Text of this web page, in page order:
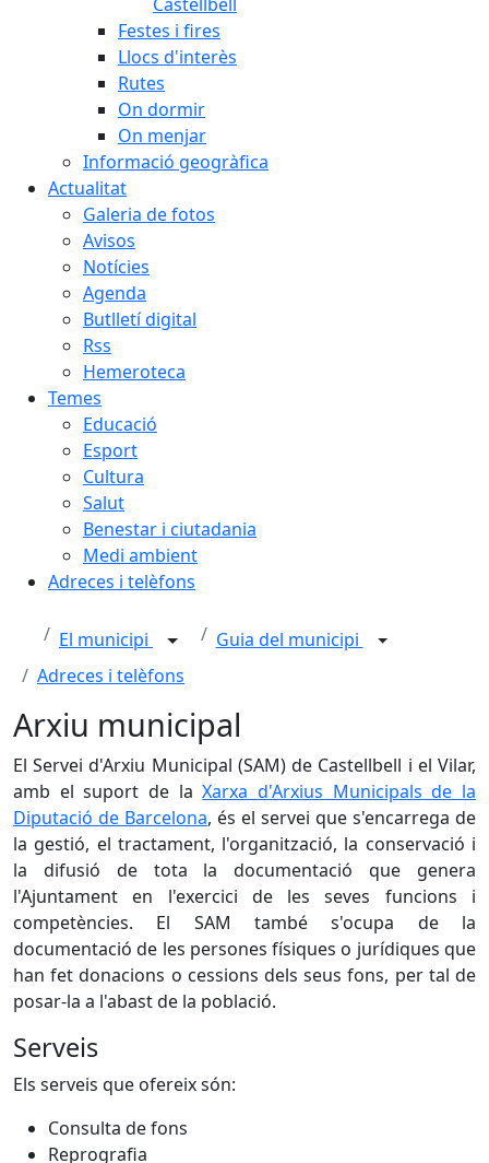
Festes i fires
Llocs d'interès
Rutes
On dormir
On menjar
Informació geogràfica
Actualitat
Galeria de fotos
Avisos
Notícies
Agenda
Butlletí digital
Rss
Hemeroteca
Temes
Educació
Esport
Cultura
Salut
Benestar i ciutadania
Medi ambient
Adreces i telèfons
El municipi
Guia del municipi
Adreces i telèfons
Arxiu municipal
El Servei d'Arxiu Municipal (SAM) de Castellbell i el Vilar,
amb el suport de laXarxa d'Arxius Municipals de la
Diputació de Barcelona, és el servei que s'encarrega de
la gestió, el tractament, l'organització, la conservació i
la difusió de tota la documentació que genera
l'Ajuntament en l'exercici de les seves funcions i
competències. El SAM també s'ocupa de la
documentació de les persones físiques o jurídiques que
han fet donacions o cessions dels seus fons, per tal de
posar-la a l'abast de la població.
Serveis
Els serveis que ofereix són:
Consulta de fons
Reprografia